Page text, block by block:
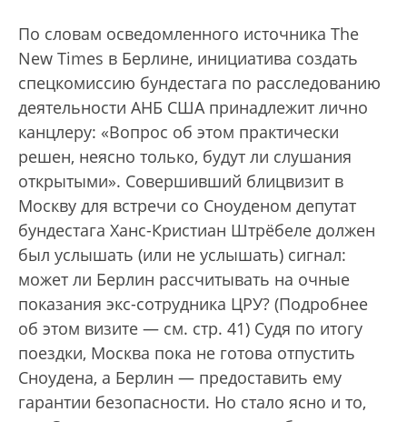
По словам осведомленного источника The
New Times в Берлине, инициатива создать
спецкомиссию бундестага по расследованию
деятельности АНБ США принадлежит лично
канцлеру: «Вопрос об этом практически
решен, неясно только, будут ли слушания
открытыми». Совершивший блицвизит в
Москву для встречи со Сноуденом депутат
бундестага Ханс-Кристиан Штрёбеле должен
был услышать (или не услышать) сигнал:
может ли Берлин рассчитывать на очные
показания экс-сотрудника ЦРУ? (Подробнее
об этом визите — см. стр. 41) Судя по итогу
поездки, Москва пока не готова отпустить
Сноудена, а Берлин — предоставить ему
гарантии безопасности. Но стало ясно и то,